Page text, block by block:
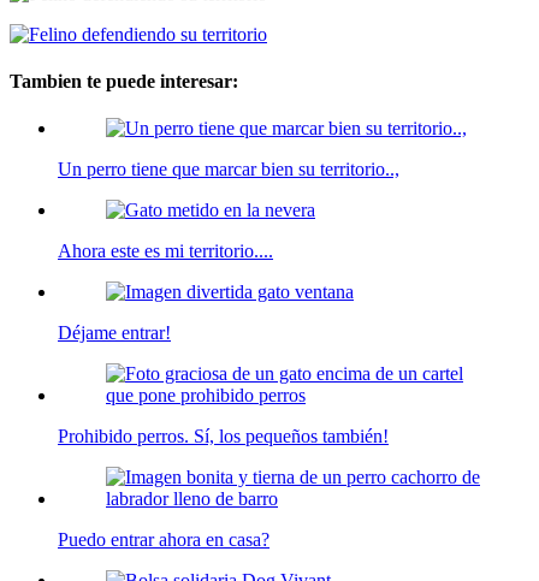
Tambien te puede interesar:
Un perro tiene que marcar bien su territorio..,
Ahora este es mi territorio....
Déjame entrar!
Prohibido perros. Sí, los pequeños también!
Puedo entrar ahora en casa?